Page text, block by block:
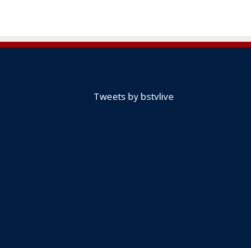
Tweets by bstvlive